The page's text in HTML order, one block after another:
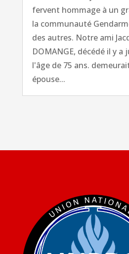
fervent hommage à un
la communauté
des autres. Notre ami
DOMANGE, décédé il y a
l'âge de 75 ans.
épouse...